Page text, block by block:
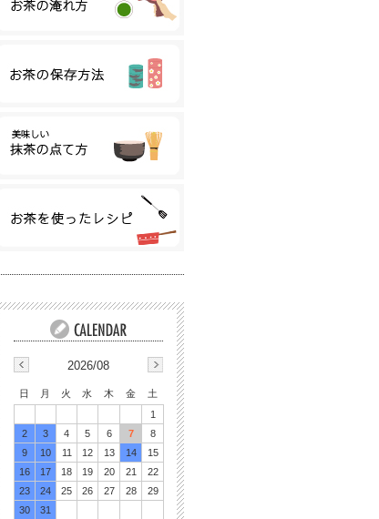
2026/08
日 月 火 水 木 金
土
1
2
3 4 5 6 7
8
9
10 11 12 13 14
15
16
17 18 19 20 21
22
23
24 25 26 27 28
29
30
31